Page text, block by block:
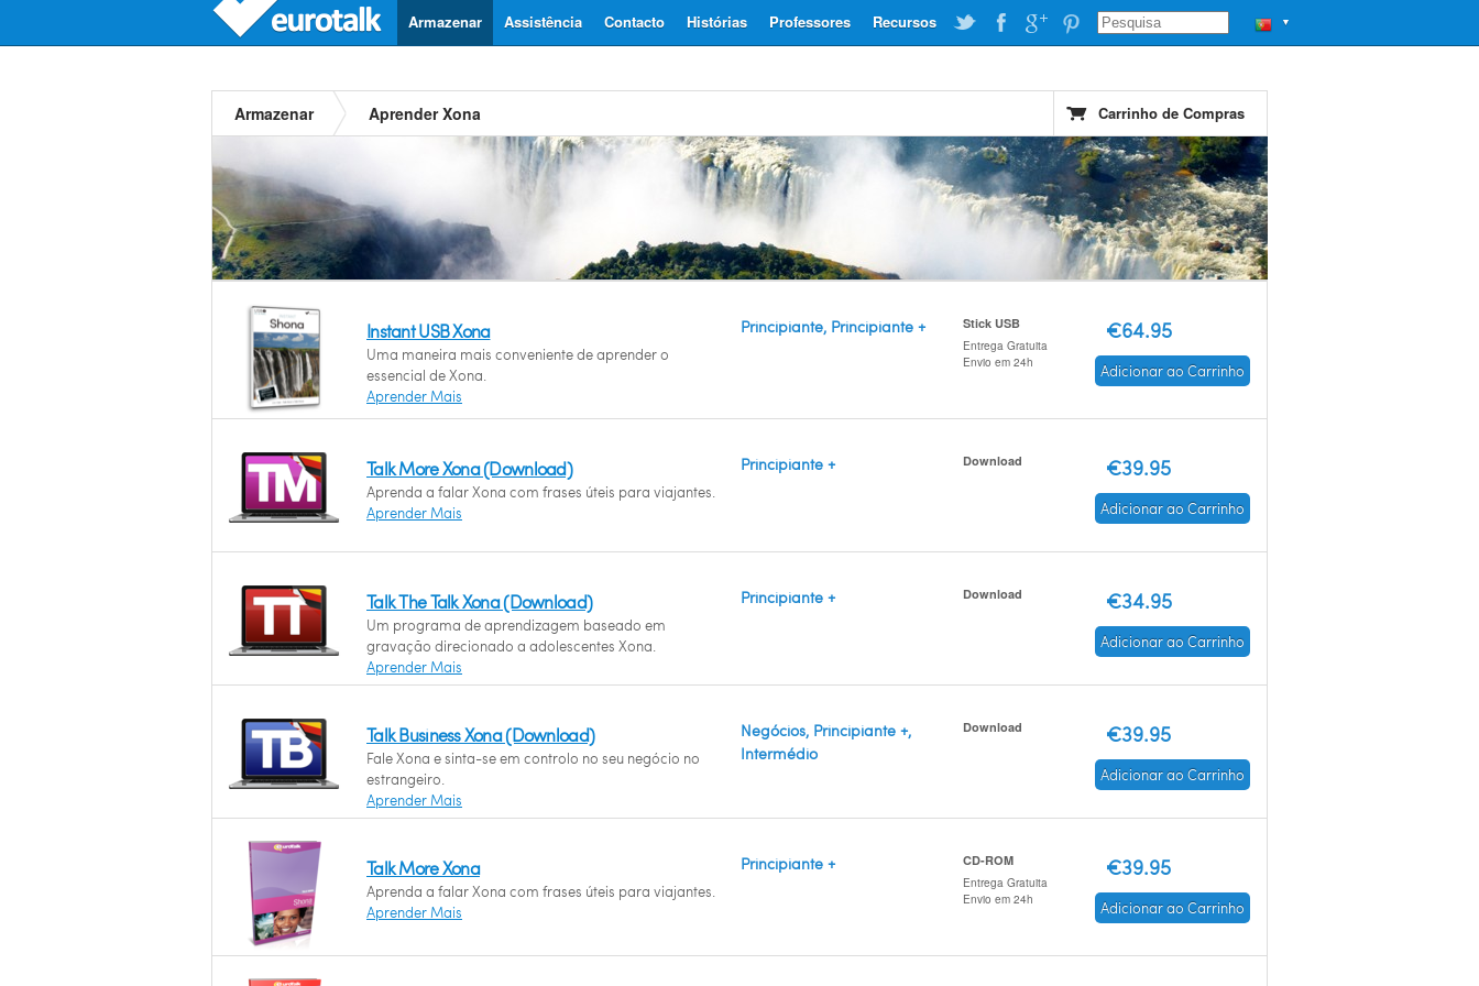
▼
Recursos
Professores
Histórias
Contacto
Assistência
Armazenar
Armazenar Aprender Xona Carrinho de Compras
Instant USB Xona
Uma maneira mais conveniente de aprender o
essencial de Xona.
Aprender Mais
Principiante, Principiante + Stick USB
Entrega Gratuita
Envio em 24h
€64.95
Adicionar ao Carrinho
Talk More Xona (Download)
Aprenda a falar Xona com frases úteis para viajantes.
Aprender Mais
Principiante + Download €39.95
Adicionar ao Carrinho
Talk The Talk Xona (Download)
Um programa de aprendizagem baseado em
gravação direcionado a adolescentes Xona.
Aprender Mais
Principiante + Download €34.95
Adicionar ao Carrinho
Talk Business Xona (Download)
Fale Xona e sinta-se em controlo no seu negócio no
estrangeiro.
Aprender Mais
Negócios, Principiante +,
Intermédio
Download €39.95
Adicionar ao Carrinho
Talk More Xona
Aprenda a falar Xona com frases úteis para viajantes.
Aprender Mais
Principiante + CD-ROM
Entrega Gratuita
Envio em 24h
€39.95
Adicionar ao Carrinho